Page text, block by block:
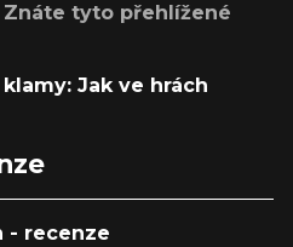
tyto přehlížené
Jak ve hrách
- recenze